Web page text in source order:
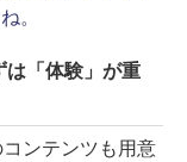
。
は「体験」が重
ンテンツも用意